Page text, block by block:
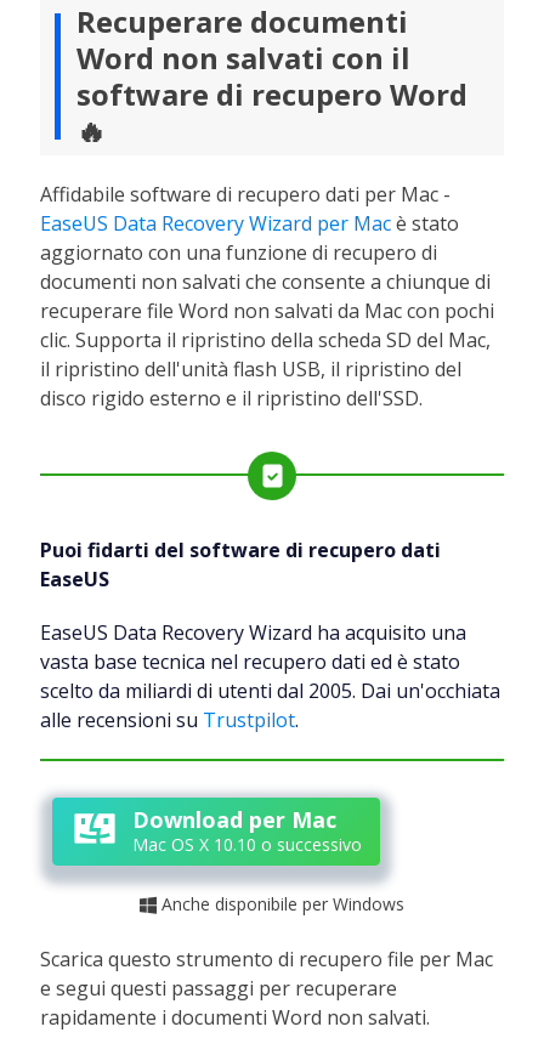
Recuperare documenti
Word non salvati con il
software di recupero Word
🔥
Affidabile software di recupero dati per Mac -
EaseUS Data Recovery Wizard per Macè stato
aggiornato con una funzione di recupero di
documenti non salvati che consente a chiunque di
recuperare file Word non salvati da Mac con pochi
clic. Supporta il ripristino della scheda SD del Mac,
il ripristino dell'unità flash USB, il ripristino del
disco rigido esterno e il ripristino dell'SSD.
Puoi fidarti del software di recupero dati
EaseUS
EaseUS Data Recovery Wizard ha acquisito una
vasta base tecnica nel recupero dati ed è stato
scelto da miliardi di utenti dal 2005. Dai un'occhiata
alle recensioni su Trustpilot.
Download per Mac
Mac OS X 10.10 o successivo
 Anche disponibile per Windows
Scarica questo strumento di recupero file per Mac
e segui questi passaggi per recuperare
rapidamente i documenti Word non salvati.